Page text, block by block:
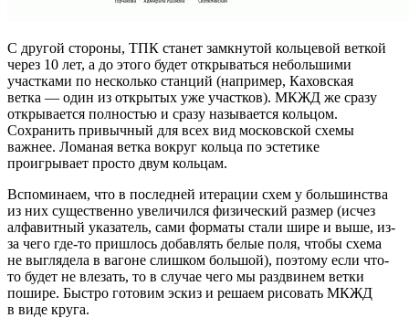
С другой стороны, ТПК станет замкнутой кольцевой веткой
через 10 лет, а до этого будет открываться небольшими
участками по несколько станций (например, Каховская
ветка — один из открытых уже участков). МКЖД же сразу
открывается полностью и сразу называется кольцом.
Сохранить привычный для всех вид московской схемы
важнее. Ломаная ветка вокруг кольца по эстетике
проигрывает просто двум кольцам.
Вспоминаем, что в последней итерации схем у большинства
из них существенно увеличился физический размер (исчез
алфавитный указатель, сами форматы стали шире и выше, из-
за чего где-то пришлось добавлять белые поля, чтобы схема
не выглядела в вагоне слишком большой), поэтому если что-
то будет не влезать, то в случае чего мы раздвинем ветки
пошире. Быстро готовим эскиз и решаем рисовать МКЖД
в виде круга.